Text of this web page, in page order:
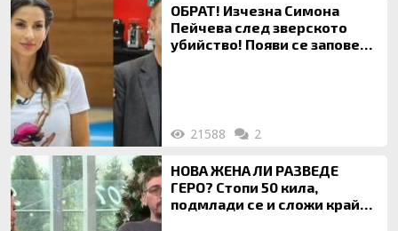
ОБРАТ! Изчезна Симона
Пейчева след зверското
убийство! Появи се заповед
21588 2
НОВА ЖЕНА ЛИ РАЗВЕДЕ
ГЕРО? Стопи 50 кила,
подмлади се и сложи край